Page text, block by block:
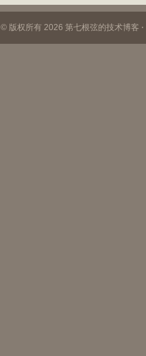
© 版权所有 2026 第七根弦的技术博客